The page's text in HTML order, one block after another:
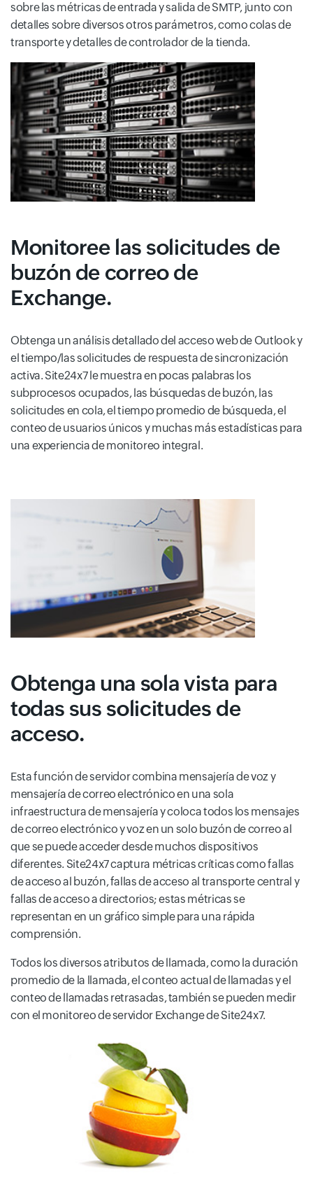
sobre las métricas de entrada y salida de SMTP, junto con
detalles sobre diversos otros parámetros, como colas de
transporte y detalles de controlador de la tienda.
Monitoree las solicitudes de
buzón de correo de
Exchange.
Obtenga un análisis detallado del acceso web de Outlook y
el tiempo/las solicitudes de respuesta de sincronización
activa. Site24x7 le muestra en pocas palabras los
subprocesos ocupados, las búsquedas de buzón, las
solicitudes en cola, el tiempo promedio de búsqueda, el
conteo de usuarios únicos y muchas más estadísticas para
una experiencia de monitoreo integral.
Obtenga una sola vista para
todas sus solicitudes de
acceso.
Esta función de servidor combina mensajería de voz y
mensajería de correo electrónico en una sola
infraestructura de mensajería y coloca todos los mensajes
de correo electrónico y voz en un solo buzón de correo al
que se puede acceder desde muchos dispositivos
diferentes. Site24x7 captura métricas críticas como fallas
de acceso al buzón, fallas de acceso al transporte central y
fallas de acceso a directorios; estas métricas se
representan en un gráfico simple para una rápida
comprensión.
Todos los diversos atributos de llamada, como la duración
promedio de la llamada, el conteo actual de llamadas y el
conteo de llamadas retrasadas, también se pueden medir
con el monitoreo de servidor Exchange de Site24x7.